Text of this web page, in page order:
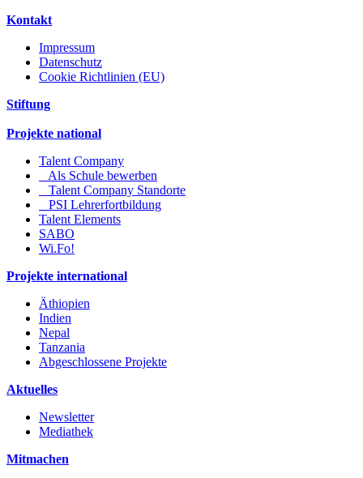
Kontakt
Impressum
Datenschutz
Cookie Richtlinien (EU)
Stiftung
Projekte national
Talent Company
Als Schule bewerben
Talent Company Standorte
PSI Lehrerfortbildung
Talent Elements
SABO
Wi.Fo!
Projekte international
Äthiopien
Indien
Nepal
Tanzania
Abgeschlossene Projekte
Aktuelles
Newsletter
Mediathek
Mitmachen